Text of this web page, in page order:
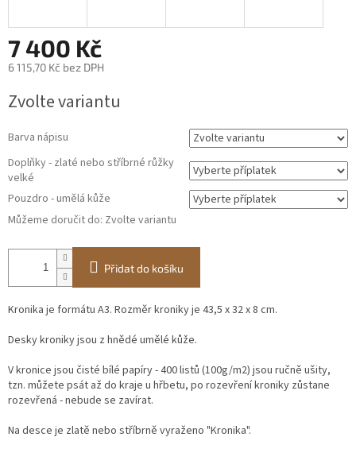
7 400 Kč
6 115,70 Kč bez DPH
cena:
Zvolte variantu
Barva nápisu
Doplňky - zlaté nebo stříbrné růžky
velké
Pouzdro - umělá kůže
Můžeme doručit do: Zvolte variantu
Přidat do košíku
Kronika je formátu A3. Rozměr kroniky je 43,5 x 32 x 8 cm.
Desky kroniky jsou z hnědé umělé kůže.
V kronice jsou čisté bílé papíry - 400 listů (100g/m2) jsou ručně ušity,
tzn. můžete psát až do kraje u hřbetu, po rozevření kroniky zůstane
rozevřená - nebude se zavírat.
Na desce je zlatě nebo stříbrně vyraženo "Kronika".